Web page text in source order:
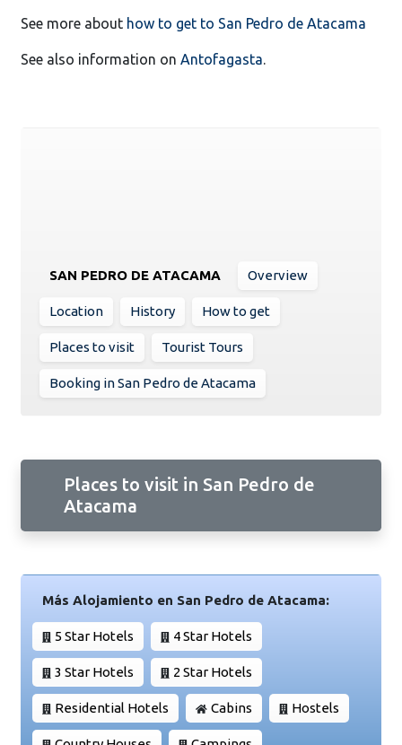
See more about how to get to San Pedro de Atacama
See also information on Antofagasta.
SAN PEDRO DE ATACAMA Overview
Location History How to get
Places to visit Tourist Tours
Booking in San Pedro de Atacama
Places to visit in San Pedro de
Atacama
Más Alojamiento en San Pedro de Atacama:
5 Star Hotels 4 Star Hotels
3 Star Hotels 2 Star Hotels
Residential Hotels Cabins Hostels